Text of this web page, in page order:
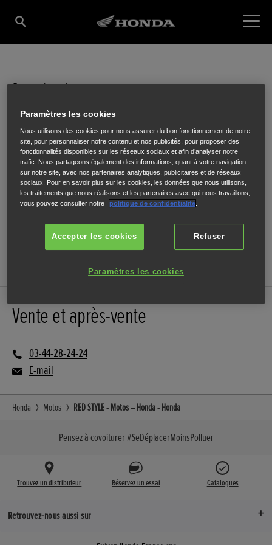
Concessionnaire
RED STYLE
ZAC DU BOIS DES FENETRES,ST MAXIMIN,60752
ITINÉRAIRE
Vente et après-vente
03-44-28-24-24
E-mail
Honda Motos RED STYLE - Motos – Honda - Honda
Pensez à covoiturer #SeDéplacerMoinsPolluer
Trouvez un distributeur Réservez un essai Catalogues
Retrouvez-nous aussi sur
Paramètres les cookies
Nous utilisons des cookies pour nous assurer du bon fonctionnement de notre
site, pour personnaliser notre contenu et nos publicités, pour proposer des
fonctionnalités disponibles sur les réseaux sociaux et afin d’analyser notre
trafic. Nous partageons également des informations, quant à votre navigation
sur notre site, avec nos partenaires analytiques, publicitaires et de réseaux
sociaux. Pour en savoir plus sur les cookies, les données que nous utilisons,
les traitements que nous réalisons et les partenaires avec qui nous travaillons,
vous pouvez consulter notre
politique de confidentialité
Refuser
Accepter les cookies
Paramètres les cookies